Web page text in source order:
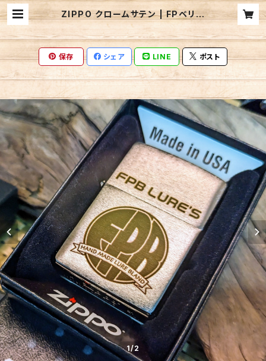
ZIPPO クロームサテン | FPベリー
ズ迦葉山／FPB LURE'S BASEW
EBSHOP
保存 シェア LINE ポスト
1/2